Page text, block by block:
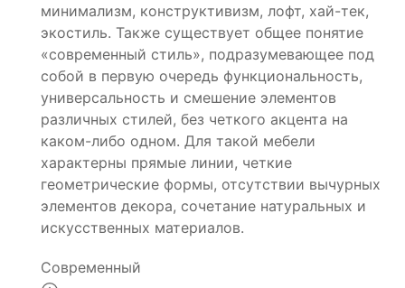
минимализм, конструктивизм, лофт, хай-тек,
экостиль. Также существует общее понятие
«современный стиль», подразумевающее под
собой в первую очередь функциональность,
универсальность и смешение элементов
различных стилей, без четкого акцента на
каком-либо одном. Для такой мебели
характерны прямые линии, четкие
геометрические формы, отсутствии вычурных
элементов декора, сочетание натуральных и
искусственных материалов.
Современный